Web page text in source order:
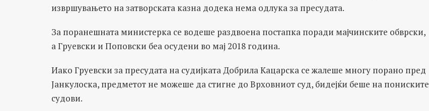
извршувањето на затворската казна додека нема одлука за пресудата.
За поранешната министерка се водеше раздвоена постапка поради мајчинските обврски,
а Груевски и Поповски беа осудени во мај 2018 година.
Иако Груевски за пресудата на судијката Добрила Кацарска се жалеше многу порано пред
Јанкулоска, предметот не можеше да стигне до Врховниот суд, бидејќи беше на пониските
судови.